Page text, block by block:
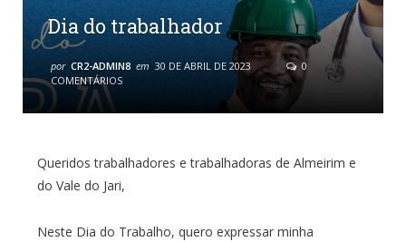
Dia do trabalhador
por CR2-ADMIN8 em 30 DE ABRIL DE 2023
0
COMENTÁRIOS
Queridos trabalhadores e trabalhadoras de Almeirim e
do Vale do Jari,
Neste Dia do Trabalho, quero expressar minha